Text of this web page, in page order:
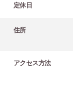
定休日
住所
アクセス方法